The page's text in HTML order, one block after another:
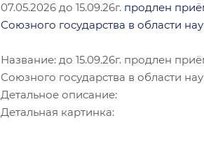
07.05.2026 до 15.09.26г. продлен
Союзного государства в области
Название: до 15.09.26г. продлен
Союзного государства в области
Детальное описание:
Детальная картинка: